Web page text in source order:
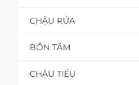
CHẬU RỬA
BỒN TẮM
CHẬU TIỂU